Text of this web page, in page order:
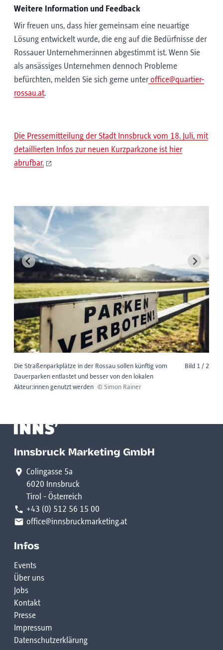
Weitere Information und Feedback
Wir freuen uns, dass hier gemeinsam eine neuartige
Lösung entwickelt wurde, die eng auf die Bedürfnisse der
Rossauer Unternehmer:innen abgestimmt ist. Wenn Sie
als ansässiges Unternehmen dennoch Probleme
befürchten, melden Sie sich gerne unteroffice@quartier-
rossau.at.
Die Pressemitteilung der Stadt Innsbruck vom 18. Juli, mit
detaillierten Infos zur neuen Kurzparkzone ist hier
abrufbar.
Die Straßenparkplätze in der Rossau sollen künftig vom
Dauerparken entlastet und besser von den lokalen
Akteur:innen genutzt werden © Simon Rainer
Bild 1 / 2
Innsbruck Marketing GmbH
Colingasse 5a
6020 Innsbruck
Tirol - Österreich
+43 (0) 512 56 15 00
office@innsbruckmarketing.at
Infos
Events
Über uns
Jobs
Kontakt
Presse
Impressum
Datenschutzerklärung